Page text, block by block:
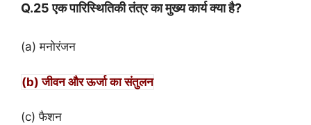
Q.25 एक पारिस्थितिकी तंत्र का मुख्य कार्य क्या है?
(a) मनोरंजन
(b) जीवन और ऊर्जा का संतुलन
(c) फैशन